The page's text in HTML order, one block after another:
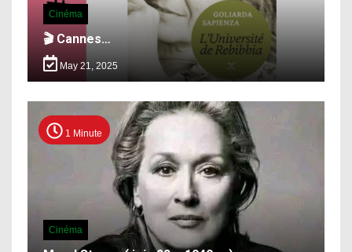
Cinéma
🎬 Cannes…
May 21, 2025
1 Minute
Cinéma